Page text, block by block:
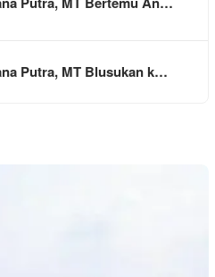
Putra, MT Blusukan k…